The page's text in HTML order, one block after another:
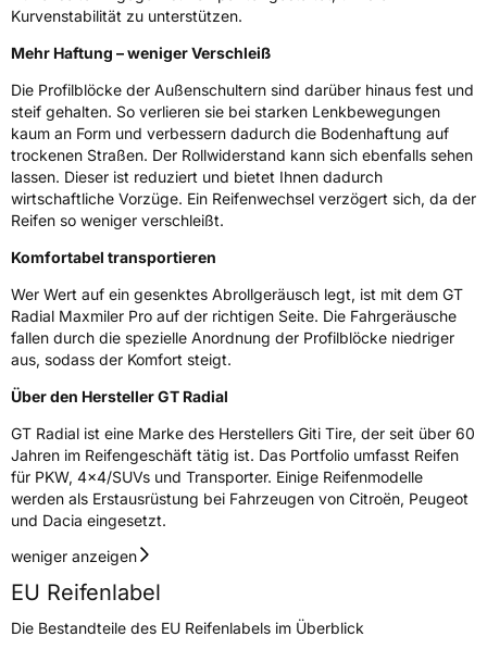
Rollgeräusch (dB) 71
FahrzeugklasseC2
3PMSF / Schneeflockensymbol / Alpine-Symbol Nein
EPREL ID 1966123
Allgemeine Produktsicherheit (GPSR)
Deutschland GmbH Hollerithallee 18a 30419
label.information@eu.giti.com
Kurvenstabilität zu unterstützen.
Mehr Haftung – weniger Verschleiß
Die Profilblöcke der Außenschultern sind darüber hinaus fest und
steif gehalten. So verlieren sie bei starken Lenkbewegungen
kaum an Form und verbessern dadurch die Bodenhaftung auf
trockenen Straßen. Der Rollwiderstand kann sich ebenfalls sehen
lassen. Dieser ist reduziert und bietet Ihnen dadurch
wirtschaftliche Vorzüge. Ein Reifenwechsel verzögert sich, da der
Reifen so weniger verschleißt.
Komfortabel transportieren
Wer Wert auf ein gesenktes Abrollgeräusch legt, ist mit dem GT
Radial Maxmiler Pro auf der richtigen Seite. Die Fahrgeräusche
fallen durch die spezielle Anordnung der Profilblöcke niedriger
aus, sodass der Komfort steigt.
Über den Hersteller GT Radial
GT Radial ist eine Marke des Herstellers Giti Tire, der seit über 60
Jahren im Reifengeschäft tätig ist. Das Portfolio umfasst Reifen
für PKW, 4x4/SUVs und Transporter. Einige Reifenmodelle
werden als Erstausrüstung bei Fahrzeugen von Citroën, Peugeot
und Dacia eingesetzt.
weniger anzeigen
EU Reifenlabel
Die Bestandteile des EU Reifenlabels im Überblick